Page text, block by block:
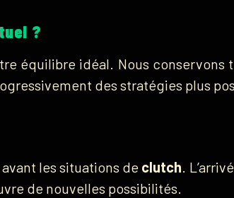
?
équilibre idéal. Nous conservons
des stratégies plus
les situations de clutch.
de nouvelles possibilités.